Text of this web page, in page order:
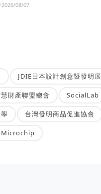
2026/08/07
JDIE日本設計創意暨發明展
財產聯盟總會 SocialLab
台灣發明商品促進協會
Microchip